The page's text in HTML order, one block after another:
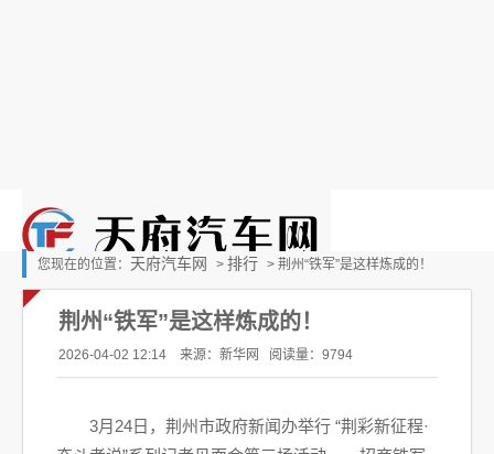
您现在的位置： 天府汽车网 > 排行 > 荆州“铁军”是这样炼成的！
荆州“铁军”是这样炼成的！
2026-04-02 12:14 来源：新华网 阅读量：9794
3月24日，荆州市政府新闻办举行 “荆彩新征程·